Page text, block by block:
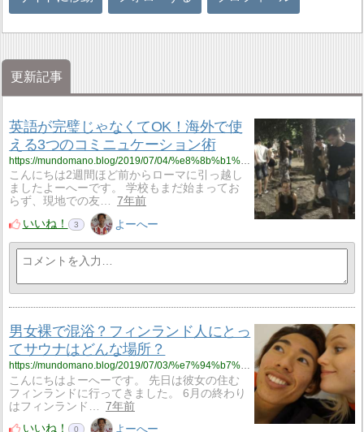
更新記事
英語が完璧じゃなくてOK！海外で使
える3つのコミニュケーション術
https://mundomano.blog/2019/07/04/%e8%8b%b1%e8%aa%9e%e3%81%8c%e5%ae%8c%e7%92%a7%e3%81%98%e3%82%83%e3%81%aa%e3%81%8f%e3%81%a6ok%ef%bc%81%e6%b5%b7%e5%a4%96%e3%81%a7%e4%bd%bf%e3%81%88%e3%82%8b3%e3%81%a4%e3%81%ae%e3%82%b3%e3%83%9f/
こんにちは2週間ほど前からローマに引っ越し
ましたよーへーです。 学校もまだ始まってお
らず、現地での友…
7年前
いいね！
3 よーへー
男女裸で混浴？フィンランド人にとっ
てサウナはどんな場所？
https://mundomano.blog/2019/07/03/%e7%94%b7%e5%a5%b3%e8%a3%b8%e3%81%a7%e6%b7%b7%e6%b5%b4%ef%bc%9f%e3%83%95%e3%82%a3%e3%83%b3%e3%83%a9%e3%83%b3%e3%83%89%e4%ba%ba%e3%81%ab%e3%81%a8%e3%81%a3%e3%81%a6%e3%82%b5%e3%82%a6%e3%83%8a%e3%81%af/
こんにちはよーへーです。 先日は彼女の住む
フィンランドに行ってきました。 6月の終わり
はフィンランド…
7年前
いいね！
0 よーへー